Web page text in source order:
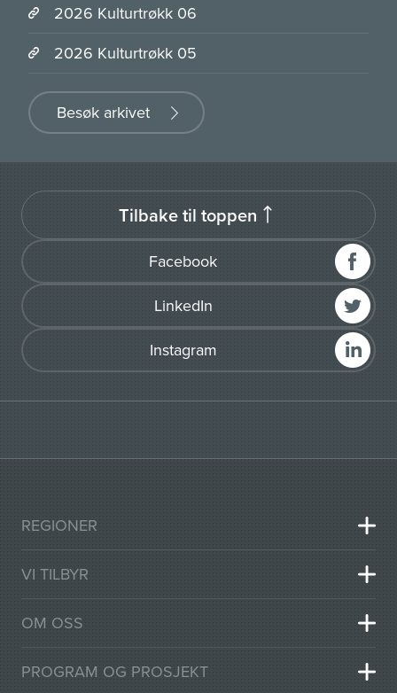
2026 Kulturtrøkk 06
2026 Kulturtrøkk 05
Besøk arkivet
Facebook
LinkedIn
Instagram
Tilbake til toppen
REGIONER
VI TILBYR
OM OSS
PROGRAM OG PROSJEKT